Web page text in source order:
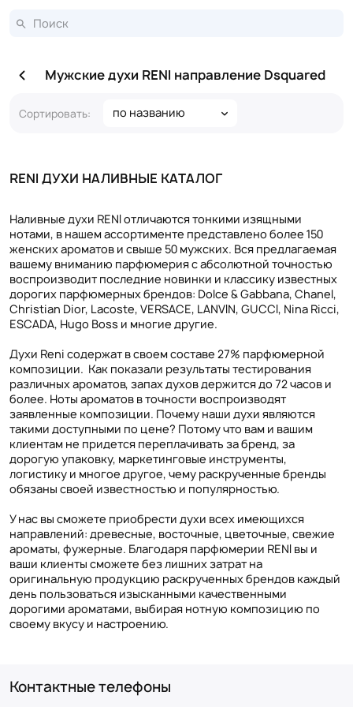
Мужские духи RENI направление Dsquared
Сортировать: по названию
RENI ДУХИ НАЛИВНЫЕ КАТАЛОГ
Наливные духи RENI отличаются тонкими изящными
нотами, в нашем ассортименте представлено более 150
женских ароматов и свыше 50 мужских. Вся предлагаемая
вашему вниманию парфюмерия с абсолютной точностью
воспроизводит последние новинки и классику известных
дорогих парфюмерных брендов: Dolce & Gabbana, Chanel,
Christian Dior, Lacoste, VERSACE, LANVIN, GUCCI, Nina Ricci,
ESCADA, Hugo Boss и многие другие.
Духи Reni содержат в своем составе 27% парфюмерной
композиции. Как показали результаты тестирования
различных ароматов, запах духов держится до 72 часов и
более. Ноты ароматов в точности воспроизводят
заявленные композиции. Почему наши духи являются
такими доступными по цене? Потому что вам и вашим
клиентам не придется переплачивать за бренд, за
дорогую упаковку, маркетинговые инструменты,
логистику и многое другое, чему раскрученные бренды
обязаны своей известностью и популярностью.
У нас вы сможете приобрести духи всех имеющихся
направлений: древесные, восточные, цветочные, свежие
ароматы, фужерные. Благодаря парфюмерии RENI вы и
ваши клиенты сможете без лишних затрат на
оригинальную продукцию раскрученных брендов каждый
день пользоваться изысканными качественными
дорогими ароматами, выбирая нотную композицию по
своему вкусу и настроению.
Контактные телефоны